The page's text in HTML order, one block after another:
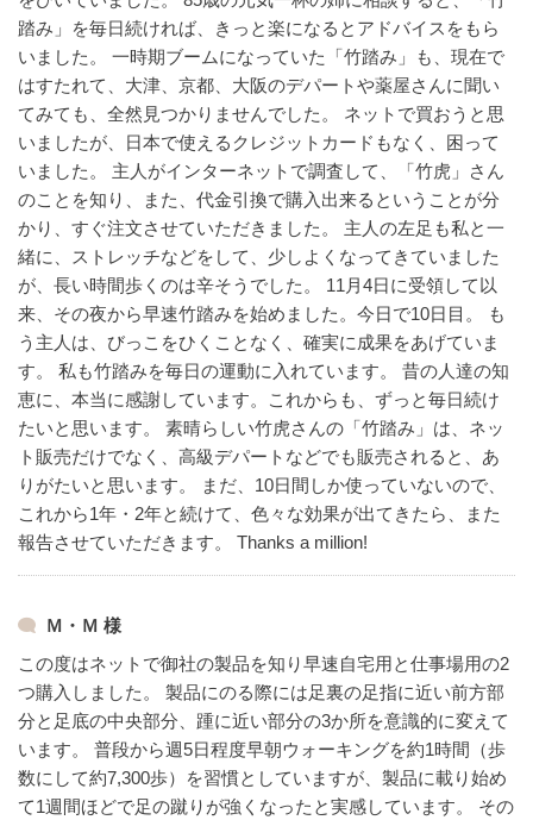
踏み」を毎日続ければ、きっと楽になるとアドバイスをもら
いました。
一時期ブームになっていた「竹踏み」も、現在で
はすたれて、大津、京都、大阪のデパートや薬屋さんに聞い
てみても、全然見つかりませんでした。
ネットで買おうと思
いましたが、日本で使えるクレジットカードもなく、困って
いました。
主人がインターネットで調査して、「竹虎」さん
のことを知り、また、代金引換で購入出来るということが分
かり、すぐ注文させていただきました。
主人の左足も私と一
緒に、ストレッチなどをして、少しよくなってきていました
が、長い時間歩くのは辛そうでした。
11月4日に受領して以
来、その夜から早速竹踏みを始めました。今日で10日目。
も
う主人は、びっこをひくことなく、確実に成果をあげていま
す。
私も竹踏みを毎日の運動に入れています。
昔の人達の知
恵に、本当に感謝しています。これからも、ずっと毎日続け
たいと思います。
素晴らしい竹虎さんの「竹踏み」は、ネッ
ト販売だけでなく、高級デパートなどでも販売されると、あ
りがたいと思います。
まだ、10日間しか使っていないので、
これから1年・2年と続けて、色々な効果が出てきたら、また
報告させていただきます。
Thanks a million!
Ｍ・Ｍ 様
この度はネットで御社の製品を知り早速自宅用と仕事場用の2
つ購入しました。
製品にのる際には足裏の足指に近い前方部
分と足底の中央部分、踵に近い部分の3か所を意識的に変えて
います。
普段から週5日程度早朝ウォーキングを約1時間（歩
数にして約7,300歩）を習慣としていますが、製品に載り始め
て1週間ほどで足の蹴りが強くなったと実感しています。
その